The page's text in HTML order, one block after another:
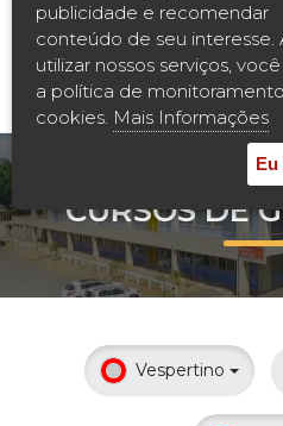
2ª
Desconto de
BOLSAS E
ENTRE EM
CURSOS DE
Vespertino
publicidade e recomendar
conteúdo de seu interesse.
utilizar nossos serviços,
a política de
cookies. Mais Informações